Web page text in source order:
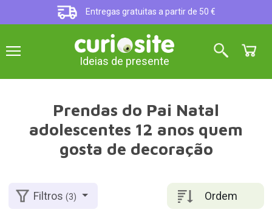
Entregas gratuitas a partir de 50 €
Ideias de presente
Prendas do Pai Natal
adolescentes 12 anos quem
gosta de decoração
Ordem
Filtros(3)